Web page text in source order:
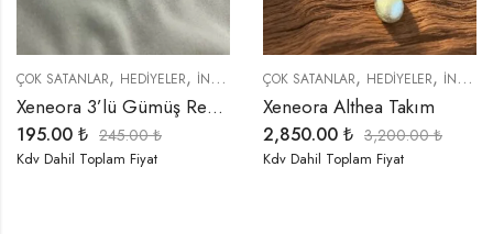
ÇOK SATANLAR, HEDIYELER, İNDIRIMLI ÜRÜNLER ,KÜPELER,TREND ÜRÜNLER
Xeneora 3’lü Gümüş Renk Tek Kulak Küpe Seti
195.00 ₺ 245.00₺
Kdv Dahil Toplam Fiyat
ÇOK SATANLAR, HEDIYELER, İNDIRIMLI ÜRÜNLER
Xeneora Althea Takım
2,850.00 ₺ 3,200.00₺
Kdv Dahil Toplam Fiyat